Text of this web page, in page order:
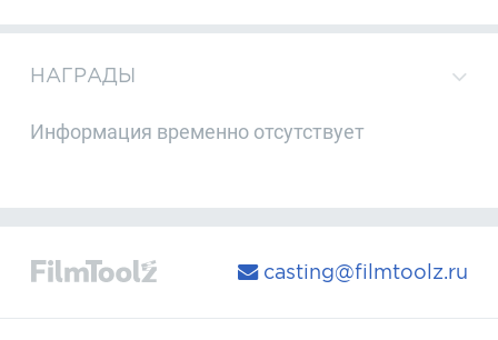
НАГРАДЫ
Информация временно отсутствует
casting@filmtoolz.ru